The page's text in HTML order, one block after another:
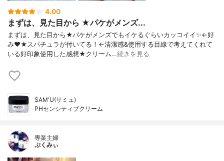
4.00
まずは、見た目から ★パケがメンズ...
まずは、見た目から★パケがメンズでもイケるぐらいカッコイイ✨←好
み❤★スパチュラが付いてる！←清潔感&使用する目線で考えてくれて
いる好印象使用した感想★クリーム…続きを見る
SAM'U(サミュ)
PHセンシティブクリーム
専業主婦
ぷくみぃ